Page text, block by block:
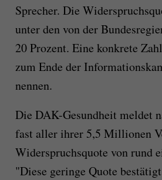
Sprecher. Die
unter den von der
20 Prozent. Eine konkrete
zum Ende der
nennen.
Die DAK-Gesundheit meldet
fast aller ihrer 5,5 Millionen
Widerspruchsquote von rund
"Diese geringe Quote